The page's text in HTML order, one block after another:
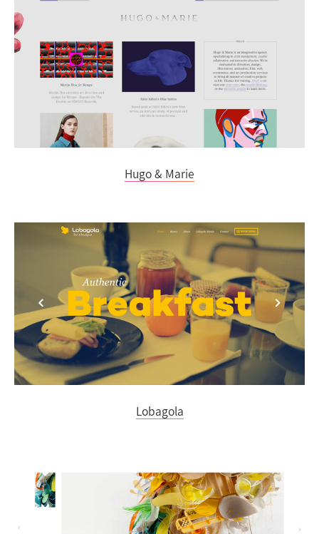
Hugo & Marie
Lobagola